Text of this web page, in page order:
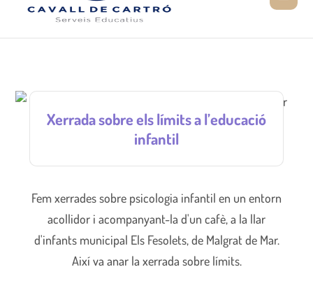
Xerrada sobre els límits a l’educació
infantil
Fem xerrades sobre psicologia infantil en un entorn
acollidor i acompanyant-la d'un cafè, a la llar
d'infants municipal Els Fesolets, de Malgrat de Mar.
Així va anar la xerrada sobre límits.